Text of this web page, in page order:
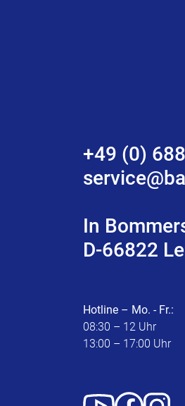
+49 (0)
In
D-66822
Hotline – Mo. - Fr.:
08:30 – 12 Uhr
13:00 – 17:00 Uhr